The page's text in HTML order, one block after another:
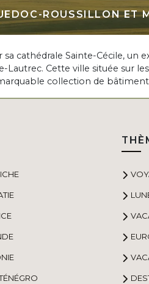
ROUSSILLON ET
cathédrale Sainte-Cécile,
Cette ville située sur
collection de